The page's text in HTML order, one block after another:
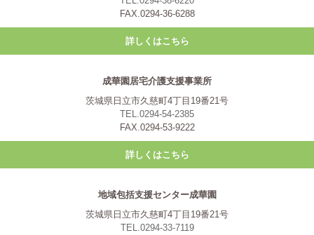
FAX.0294-36-6288
詳しくはこちら
成華園居宅介護支援事業所
茨城県日立市久慈町4丁目19番21号
TEL.0294-54-2385
FAX.0294-53-9222
詳しくはこちら
地域包括支援センター成華園
茨城県日立市久慈町4丁目19番21号
TEL.0294-33-7119